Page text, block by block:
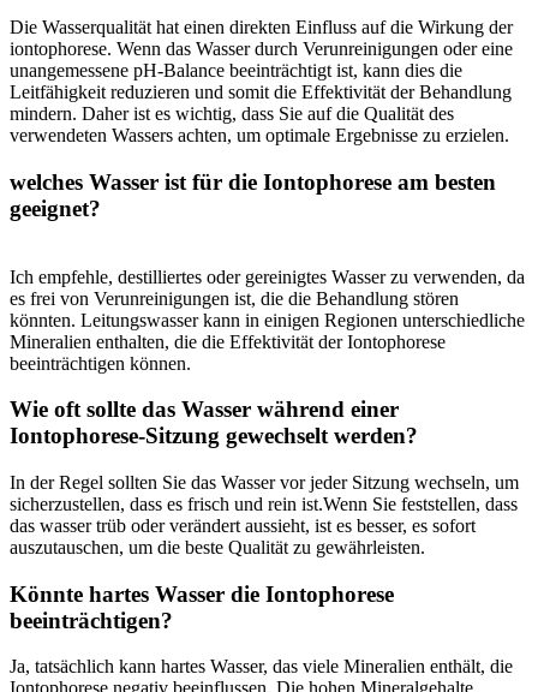
Die Wasserqualität hat einen direkten Einfluss auf ‍die Wirkung der
iontophorese. ⁤Wenn das Wasser durch Verunreinigungen oder eine
unangemessene ⁢pH-Balance ⁤beeinträchtigt ist,⁤ kann dies die
Leitfähigkeit reduzieren und somit ⁣die Effektivität der Behandlung
mindern. Daher ‍ist es wichtig, dass Sie ‌auf die Qualität ‍des
verwendeten Wassers achten, um optimale Ergebnisse ‍zu⁤ erzielen.
welches ⁢Wasser ist für die ‌Iontophorese am besten
geeignet?
Ich empfehle, destilliertes⁤ oder gereinigtes‌ Wasser⁢ zu verwenden, da
es ⁢frei von ​Verunreinigungen ist, die die Behandlung stören
könnten. Leitungswasser kann ​in ⁤einigen Regionen unterschiedliche
Mineralien enthalten, die die Effektivität der Iontophorese
beeinträchtigen können.
Wie oft sollte das Wasser während‍ einer⁣
Iontophorese-Sitzung ⁤gewechselt werden?
In‍ der Regel ‌sollten Sie das Wasser ‌vor jeder Sitzung wechseln, um
⁢sicherzustellen, dass es frisch und rein ist.Wenn Sie feststellen, dass
⁢das wasser trüb oder verändert aussieht, ist⁢ es besser, es sofort​
auszutauschen, ‌um⁤ die beste Qualität zu gewährleisten.
Könnte hartes Wasser die Iontophorese
⁣beeinträchtigen?
Ja, tatsächlich kann ​hartes Wasser,⁢ das viele Mineralien ​enthält, die